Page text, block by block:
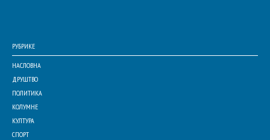
РУБРИКЕ
НАСЛОВНА
ДРУШТВО
ПОЛИТИКА
КОЛУМНЕ
КУЛТУРА
СПОРТ